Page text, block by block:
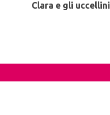
Clara e gli uccellini